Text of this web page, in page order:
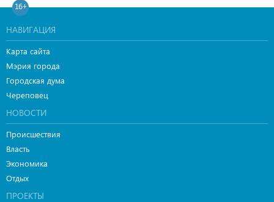
16+
НАВИГАЦИЯ
Карта сайта
Мэрия города
Городская дума
Череповец
НОВОСТИ
Происшествия
Власть
Экономика
Отдых
ПРОЕКТЫ